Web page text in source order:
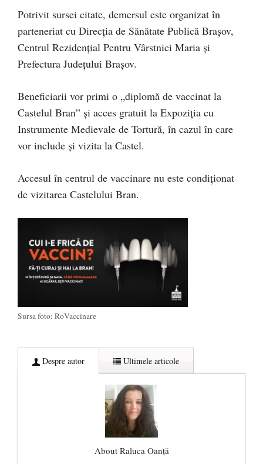
Potrivit sursei citate, demersul este organizat în
parteneriat cu Direcția de Sănătate Publică Brașov,
Centrul Rezidențial Pentru Vârstnici Maria și
Prefectura Județului Brașov.
Beneficiarii vor primi o „diplomă de vaccinat la
Castelul Bran” și acces gratuit la Expoziția cu
Instrumente Medievale de Tortură, în cazul în care
vor include și vizita la Castel.
Accesul în centrul de vaccinare nu este condiționat
de vizitarea Castelului Bran.
Sursa foto: RoVaccinare
Despre autor Ultimele articole
About Raluca Oanță